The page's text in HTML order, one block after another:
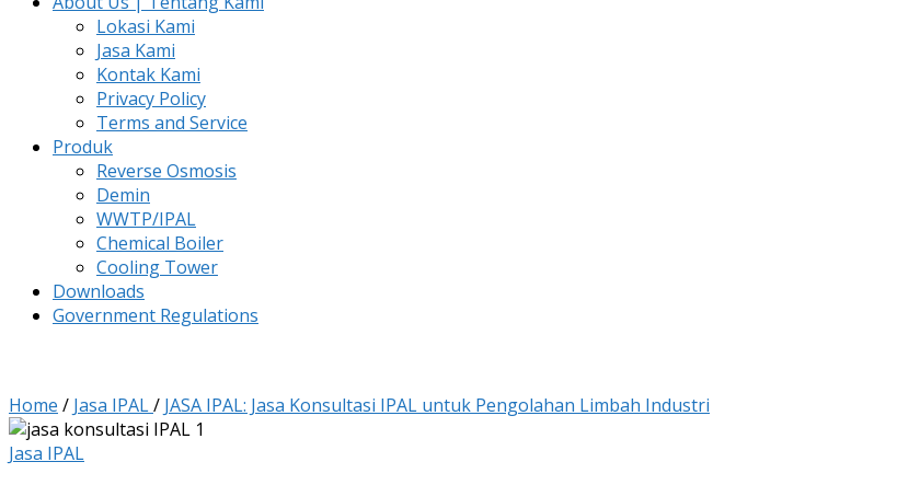
Lokasi Kami
Jasa Kami
Kontak Kami
Privacy Policy
Terms and Service
Produk
Reverse Osmosis
Demin
WWTP/IPAL
Chemical Boiler
Cooling Tower
Downloads
Government Regulations
Home / Jasa IPAL/ JASA IPAL: Jasa Konsultasi IPAL untuk Pengolahan Limbah Industri
Jasa IPAL